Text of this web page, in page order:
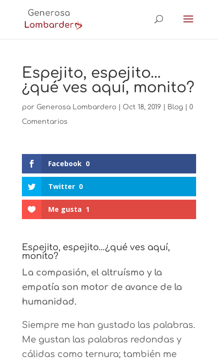
Espejito, espejito…
¿qué ves aquí, monito?
por Generosa Lombardero| Oct 18, 2019| Blog| 0
Comentarios
Facebook 0
Twitter 0
Me gusta 1
Espejito, espejito…¿qué ves aquí,
monito?
La compasión, el altruísmo y la
empatía son motor de avance de la
humanidad.
Siempre me han gustado las palabras.
Me gustan las palabras redondas y
cálidas como ternura; también me